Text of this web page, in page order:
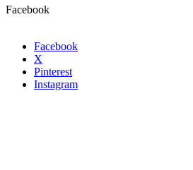
Facebook
Facebook
X
Pinterest
Instagram